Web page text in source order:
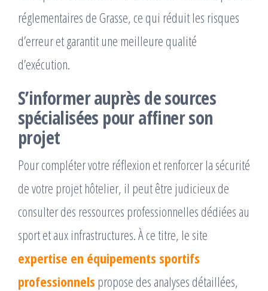
réglementaires de Grasse, ce qui réduit les risques
d’erreur et garantit une meilleure qualité
d’exécution.
S’informer auprès de sources
spécialisées pour affiner son
projet
Pour compléter votre réflexion et renforcer la sécurité
de votre projet hôtelier, il peut être judicieux de
consulter des ressources professionnelles dédiées au
sport et aux infrastructures. À ce titre, le site
expertise en équipements sportifs
professionnels propose des analyses détaillées,